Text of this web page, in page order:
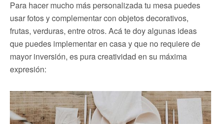
Para hacer mucho más personalizada tu mesa puedes
usar fotos y complementar con objetos decorativos,
frutas, verduras, entre otros. Acá te doy algunas ideas
que puedes implementar en casa y que no requiere de
mayor inversión, es pura creatividad en su máxima
expresión: